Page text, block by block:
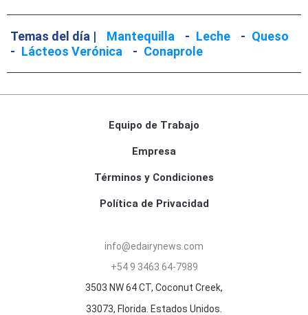
Temas del día | Mantequilla - Leche - Queso
- Lácteos Verónica - Conaprole
Equipo de Trabajo
Empresa
Términos y Condiciones
Política de Privacidad
info@edairynews.com
+54 9 3463 64-7989
3503 NW 64 CT, Coconut Creek,
33073, Florida. Estados Unidos.